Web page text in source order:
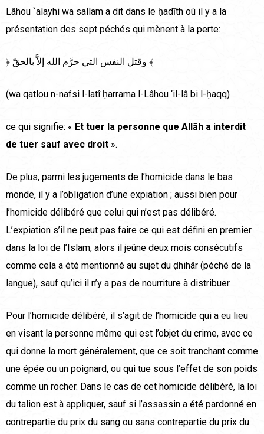
Lâhou `alayhi wa sallam a dit dans le ḥadīth où il y a la
présentation des sept péchés qui mènent à la perte:
﴿ وقتل النفس التي حرَّم الله إلاَّ بالحقّ ﴾
(wa qatlou n-nafsi l-latî ḥarrama l-Lâhou ‘il-lâ bi l-ḥaqq)
ce qui signifie: « Et tuer la personne que Allāh a interdit
de tuer sauf avec droit ».
De plus, parmi les jugements de l’homicide dans le bas
monde, il y a l’obligation d’une expiation ; aussi bien pour
l’homicide délibéré que celui qui n’est pas délibéré.
L’expiation s’il ne peut pas faire ce qui est défini en premier
dans la loi de l’Islam, alors il jeûne deux mois consécutifs
comme cela a été mentionné au sujet du ḍhihâr (péché de la
langue), sauf qu’ici il n’y a pas de nourriture à distribuer.
Pour l’homicide délibéré, il s’agit de l’homicide qui a eu lieu
en visant la personne même qui est l’objet du crime, avec ce
qui donne la mort généralement, que ce soit tranchant comme
une épée ou un poignard, ou qui tue sous l’effet de son poids
comme un rocher. Dans le cas de cet homicide délibéré, la loi
du talion est à appliquer, sauf si l’assassin a été pardonné en
contrepartie du prix du sang ou sans contrepartie du prix du